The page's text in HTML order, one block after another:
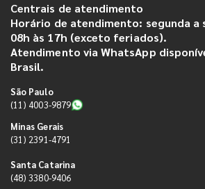
Centrais de atendimento
Horário de atendimento: segunda
08h às 17h (exceto feriados).
Atendimento via WhatsApp
Brasil.
São Paulo
(11) 4003-9879
Minas Gerais
(31) 2391-4791
Santa Catarina
(48) 3380-9406